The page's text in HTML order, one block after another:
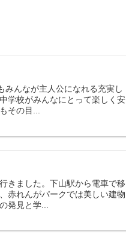
みんなが主人公になれる充実し
学校がみんなにとって楽しく安
その目...
きました。下山駅から電車で移
赤れんがパークでは美しい建物
発見と学...